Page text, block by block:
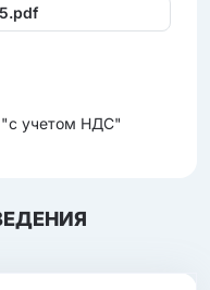
"с учетом НДС"